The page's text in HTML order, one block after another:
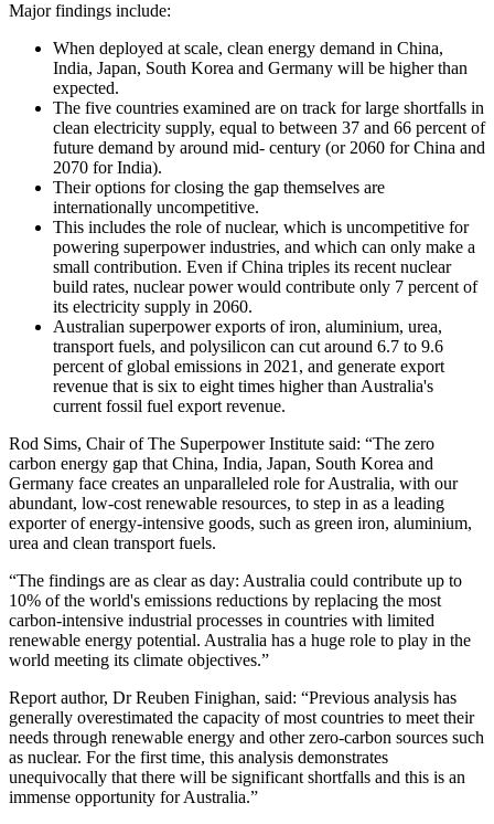
Major findings include:​​​​‌ ‍ ​‍​‍‌‍ ‌ ​‍‌‍‍‌‌‍‌ ‌‍‍‌‌‍ ‍​‍​‍​ ‍‍​‍​‍‌ ​ ‌‍​‌‌‍ ‍‌‍‍‌‌ ‌​‌ ‍‌​‍ ‍‌‍‍‌‌‍ ​‍​‍​‍ ​​‍​‍‌‍‍​‌ ​‍‌‍‌‌‌‍‌‍​‍​‍​ ‍‍​‍​‍‌‍‍​‌ ‌​‌ ‌​‌ ​​​ ‍‍​‍ ​‍ ‌‍ ​‌‍ ‌‍​ ‌‍​‌‌‍ ​‌‍‍​‌‍ ‌ ​ ‌ ‌​​ ‍‍​ ​ ​ ​ ​ ​ ​ ​ ​‍ ‌‍‍‌‌‍ ‍‌ ‌​‌‍‌‌‌‍ ‍‌ ‌​​‍ ‌‍‌‌‌‍‌​‌‍‍‌‌ ‌​​‍ ‌‍ ‌‌‍ ‌‍‌​‌‍‌‌​ ‌‌ ​​‌ ​‍‌‍‌‌‌ ​ ‌‍‌‌‌‍ ‍‌ ‌​‌‍​‌‌ ‌​‌‍‍‌‌‍ ‌‍ ‍​ ‍ ‌‍‍‌‌‍‌​​ ‌‌‍​‌‌‍​‍​ ‍​​ ‌‍‌‍‌‌​ ‌‌​ ‍​‌‍‌‌​‍ ‌​ ‌​‌‍​ ​ ‌‌​ ‍‌​‍ ‌​ ‌​​ ​‍​ ​‍‌‍‌​​‍ ‌‌‍​‍​ ‍​​ ‌ ‌‍‌‍​‍ ‌‌‍‌​​ ​‍‌‍‌​‌‍‌​‌‍​ ​ ‌​​ ‌ ​ ​‍‌‍‌‌​ ​ ‌‍​‍​ ‍​​ ‍ ‌ ‌​‌ ‍‌‌ ​​‌‍‌‌​ ‌‌‍ ‍‌‍‌‌‌ ‌ ‌ ​ ​ ‍ ‌ ​​‌‍​‌‌ ‌​‌‍‍​​ ‌‌‍​ ‌‍ ‌‍ ‍‌ ‌​‌‍‌‌‌‍ ‍‌ ‌​​‍‌‌​ ‌‌‌​​‍‌‌ ‌‍‍ ‌‍‌‌‌ ‍‌​‍‌‌​ ​ ‌​‌​​‍‌‌​ ​ ‌​‌​​‍‌‌​ ​‍​ ​‍‌‍​‌‌‍‌​​ ​ ‌‍​ ​ ​‍​ ​​‌‍​ ​ ‌‌​ ​ ​ ​‌​ ​ ​ ‌ ​‍‌‌​ ​‍​ ​‍​‍‌‌​ ‌‌‌​‌​​‍ ‍‌‍​ ‌‍‍​‌‍‍‌‌‍ ​‌‍‌​‌ ​‍‌‍‌‌‌‍ ‍​‍‌‌​ ‌‌‌​​‍‌‌ ‌‍‍ ‌‍‌‌‌ ‍‌​‍‌‌​ ​ ‌​‌​​‍‌‌​ ​ ‌​‌​​‍‌‌​ ​‍​ ​‍​ ​‌‌‍‌​‌‍​ ​ ​​​ ‍​‌‍​‌​ ​‌​ ‌ ​ ‌‌​ ‌‌​ ​ ​ ‍‌​ ​​​‍‌‌​ ​‍​ ​‍​‍‌‌​ ‌‌‌​‌​​‍ ‍‌ ‌​‌‍‌‌‌ ‍​‌ ‌​​ ‌‍​‍‌‍​‌‌ ​ ‌‍‌‌‌‌‌‌‌ ​‍‌‍ ​​ ‌‌‍‍​‌ ‌​‌ ‌​‌ ​​​‍‌‌​ ​ ‌​​‌​‍‌‌​ ​‍‌​‌‍​‍‌‌​ ​‍‌​‌‍‌‍ ​‌‍ ‌‍​ ‌‍​‌‌‍ ​‌‍‍​‌‍ ‌ ​ ‌ ‌​​‍‌‌​ ​ ‌​​‌​ ​ ​ ​ ​ ​ ​ ​ ​‍‌‍‌‍‍‌‌‍‌​​ ‌‌‍​‌‌‍​‍​ ‍​​ ‌‍‌‍‌‌​ ‌‌​ ‍​‌‍‌‌​‍ ‌​ ‌​‌‍​ ​ ‌‌​ ‍‌​‍ ‌​ ‌​​ ​‍​ ​‍‌‍‌​​‍ ‌‌‍​‍​ ‍​​ ‌ ‌‍‌‍​‍ ‌‌‍‌​​ ​‍‌‍‌​‌‍‌​‌‍​ ​ ‌​​ ‌ ​ ​‍‌‍‌‌​ ​ ‌‍​‍​ ‍​​‍‌‍‌ ‌​‌ ‍‌‌ ​​‌‍‌‌​ ‌‌‍ ‍‌‍‌‌‌ ‌ ‌ ​ ​‍‌‍‌ ​​‌‍​‌‌ ‌​‌‍‍​​ ‌‌‍​ ‌‍ ‌‍ ‍‌ ‌​‌‍‌‌‌‍ ‍‌ ‌​​‍‌‌​ ‌‌‌​​‍‌‌ ‌‍‍ ‌‍‌‌‌ ‍‌​‍‌‌​ ​ ‌​‌​​‍‌‌​ ​ ‌​‌​​‍‌‌​ ​‍​ ​‍‌‍​‌‌‍‌​​ ​ ‌‍​ ​ ​‍​ ​​‌‍​ ​ ‌‌​ ​ ​ ​‌​ ​ ​ ‌ ​‍‌‌​ ​‍​ ​‍​‍‌‌​ ‌‌‌​‌​​‍ ‍‌‍​ ‌‍‍​‌‍‍‌‌‍ ​‌‍‌​‌ ​‍‌‍‌‌‌‍ ‍​‍‌‌​ ‌‌‌​​‍‌‌ ‌‍‍ ‌‍‌‌‌ ‍‌​‍‌‌​ ​ ‌​‌​​‍‌‌​ ​ ‌​‌​​‍‌‌​ ​‍​ ​‍​ ​‌‌‍‌​‌‍​ ​ ​​​ ‍​‌‍​‌​ ​‌​ ‌ ​ ‌‌​ ‌‌​ ​ ​ ‍‌​ ​​​‍‌‌​ ​‍​ ​‍​‍‌‌​ ‌‌‌​‌​​‍ ‍‌ ‌​‌‍‌‌‌ ‍​‌ ‌​​‍‌‍‌ ​​‌‍‌‌‌ ​‍‌ ​ ‌ ​​‌‍‌‌‌‍​ ‌ ‌​‌‍‍‌‌ ‌‍‌‍‌‌​ ‌‌ ​​‌ ‌‌‌‍​‍‌‍ ​‌‍‍‌‌ ​ ‌‍‍​‌‍‌‌‌‍‌​​‍​‍‌ ‌
When deployed at scale, clean energy demand in China,
India, Japan, South Korea and Germany will be higher than
expected.​​​​‌ ‍ ​‍​‍‌‍ ‌ ​‍‌‍‍‌‌‍‌ ‌‍‍‌‌‍ ‍​‍​‍​ ‍‍​‍​‍‌ ​ ‌‍​‌‌‍ ‍‌‍‍‌‌ ‌​‌ ‍‌​‍ ‍‌‍‍‌‌‍ ​‍​‍​‍ ​​‍​‍‌‍‍​‌ ​‍‌‍‌‌‌‍‌‍​‍​‍​ ‍‍​‍​‍‌‍‍​‌ ‌​‌ ‌​‌ ​​​ ‍‍​‍ ​‍ ‌‍ ​‌‍ ‌‍​ ‌‍​‌‌‍ ​‌‍‍​‌‍ ‌ ​ ‌ ‌​​ ‍‍​ ​ ​ ​ ​ ​ ​ ​ ​‍ ‌‍‍‌‌‍ ‍‌ ‌​‌‍‌‌‌‍ ‍‌ ‌​​‍ ‌‍‌‌‌‍‌​‌‍‍‌‌ ‌​​‍ ‌‍ ‌‌‍ ‌‍‌​‌‍‌‌​ ‌‌ ​​‌ ​‍‌‍‌‌‌ ​ ‌‍‌‌‌‍ ‍‌ ‌​‌‍​‌‌ ‌​‌‍‍‌‌‍ ‌‍ ‍​ ‍ ‌‍‍‌‌‍‌​​ ‌‌‍​‌‌‍​‍​ ‍​​ ‌‍‌‍‌‌​ ‌‌​ ‍​‌‍‌‌​‍ ‌​ ‌​‌‍​ ​ ‌‌​ ‍‌​‍ ‌​ ‌​​ ​‍​ ​‍‌‍‌​​‍ ‌‌‍​‍​ ‍​​ ‌ ‌‍‌‍​‍ ‌‌‍‌​​ ​‍‌‍‌​‌‍‌​‌‍​ ​ ‌​​ ‌ ​ ​‍‌‍‌‌​ ​ ‌‍​‍​ ‍​​ ‍ ‌ ‌​‌ ‍‌‌ ​​‌‍‌‌​ ‌‌‍ ‍‌‍‌‌‌ ‌ ‌ ​ ​ ‍ ‌ ​​‌‍​‌‌ ‌​‌‍‍​​ ‌‌‍​ ‌‍ ‌‍ ‍‌ ‌​‌‍‌‌‌‍ ‍‌ ‌​​‍‌‌​ ‌‌‌​​‍‌‌ ‌‍‍ ‌‍‌‌‌ ‍‌​‍‌‌​ ​ ‌​‌​​‍‌‌​ ​ ‌​‌​​‍‌‌​ ​‍​ ​‍​ ​ ​ ​‌‌‍‌‍​ ​ ‌‍‌‍​ ​‍‌‍‌​‌‍​ ‌‍‌‌​ ​ ​ ‌‌​ ‌‍​‍‌‌​ ​‍​ ​‍​‍‌‌​ ‌‌‌​‌​​‍ ‍‌‍​ ‌‍‍​‌‍‍‌‌‍ ​‌‍‌​‌ ​‍‌‍‌‌‌‍ ‍​‍‌‌​ ‌‌‌​​‍‌‌ ‌‍‍ ‌‍‌‌‌ ‍‌​‍‌‌​ ​ ‌​‌​​‍‌‌​ ​ ‌​‌​​‍‌‌​ ​‍​ ​‍​ ‌‌​ ‌‌‌‍​ ‌‍​ ​ ‍​​ ‍​‌‍‌‍‌‍​‌​ ​‍​ ‌ ‌‍‌‍​ ‌‌​ ​​​‍‌‌​ ​‍​ ​‍​‍‌‌​ ‌‌‌​‌​​‍ ‍‌ ‌​‌‍‌‌‌ ‍​‌ ‌​​ ‌‍​‍‌‍​‌‌ ​ ‌‍‌‌‌‌‌‌‌ ​‍‌‍ ​​ ‌‌‍‍​‌ ‌​‌ ‌​‌ ​​​‍‌‌​ ​ ‌​​‌​‍‌‌​ ​‍‌​‌‍​‍‌‌​ ​‍‌​‌‍‌‍ ​‌‍ ‌‍​ ‌‍​‌‌‍ ​‌‍‍​‌‍ ‌ ​ ‌ ‌​​‍‌‌​ ​ ‌​​‌​ ​ ​ ​ ​ ​ ​ ​ ​‍‌‍‌‍‍‌‌‍‌​​ ‌‌‍​‌‌‍​‍​ ‍​​ ‌‍‌‍‌‌​ ‌‌​ ‍​‌‍‌‌​‍ ‌​ ‌​‌‍​ ​ ‌‌​ ‍‌​‍ ‌​ ‌​​ ​‍​ ​‍‌‍‌​​‍ ‌‌‍​‍​ ‍​​ ‌ ‌‍‌‍​‍ ‌‌‍‌​​ ​‍‌‍‌​‌‍‌​‌‍​ ​ ‌​​ ‌ ​ ​‍‌‍‌‌​ ​ ‌‍​‍​ ‍​​‍‌‍‌ ‌​‌ ‍‌‌ ​​‌‍‌‌​ ‌‌‍ ‍‌‍‌‌‌ ‌ ‌ ​ ​‍‌‍‌ ​​‌‍​‌‌ ‌​‌‍‍​​ ‌‌‍​ ‌‍ ‌‍ ‍‌ ‌​‌‍‌‌‌‍ ‍‌ ‌​​‍‌‌​ ‌‌‌​​‍‌‌ ‌‍‍ ‌‍‌‌‌ ‍‌​‍‌‌​ ​ ‌​‌​​‍‌‌​ ​ ‌​‌​​‍‌‌​ ​‍​ ​‍​ ​ ​ ​‌‌‍‌‍​ ​ ‌‍‌‍​ ​‍‌‍‌​‌‍​ ‌‍‌‌​ ​ ​ ‌‌​ ‌‍​‍‌‌​ ​‍​ ​‍​‍‌‌​ ‌‌‌​‌​​‍ ‍‌‍​ ‌‍‍​‌‍‍‌‌‍ ​‌‍‌​‌ ​‍‌‍‌‌‌‍ ‍​‍‌‌​ ‌‌‌​​‍‌‌ ‌‍‍ ‌‍‌‌‌ ‍‌​‍‌‌​ ​ ‌​‌​​‍‌‌​ ​ ‌​‌​​‍‌‌​ ​‍​ ​‍​ ‌‌​ ‌‌‌‍​ ‌‍​ ​ ‍​​ ‍​‌‍‌‍‌‍​‌​ ​‍​ ‌ ‌‍‌‍​ ‌‌​ ​​​‍‌‌​ ​‍​ ​‍​‍‌‌​ ‌‌‌​‌​​‍ ‍‌ ‌​‌‍‌‌‌ ‍​‌ ‌​​‍‌‍‌ ​​‌‍‌‌‌ ​‍‌ ​ ‌ ​​‌‍‌‌‌‍​ ‌ ‌​‌‍‍‌‌ ‌‍‌‍‌‌​ ‌‌ ​​‌ ‌‌‌‍​‍‌‍ ​‌‍‍‌‌ ​ ‌‍‍​‌‍‌‌‌‍‌​​‍​‍‌ ‌
The five countries examined are on track for large shortfalls in
clean electricity supply, equal to between 37 and 66 percent of
future demand by around mid- century (or 2060 for China and
2070 for India).​​​​‌ ‍ ​‍​‍‌‍ ‌ ​‍‌‍‍‌‌‍‌ ‌‍‍‌‌‍ ‍​‍​‍​ ‍‍​‍​‍‌ ​ ‌‍​‌‌‍ ‍‌‍‍‌‌ ‌​‌ ‍‌​‍ ‍‌‍‍‌‌‍ ​‍​‍​‍ ​​‍​‍‌‍‍​‌ ​‍‌‍‌‌‌‍‌‍​‍​‍​ ‍‍​‍​‍‌‍‍​‌ ‌​‌ ‌​‌ ​​​ ‍‍​‍ ​‍ ‌‍ ​‌‍ ‌‍​ ‌‍​‌‌‍ ​‌‍‍​‌‍ ‌ ​ ‌ ‌​​ ‍‍​ ​ ​ ​ ​ ​ ​ ​ ​‍ ‌‍‍‌‌‍ ‍‌ ‌​‌‍‌‌‌‍ ‍‌ ‌​​‍ ‌‍‌‌‌‍‌​‌‍‍‌‌ ‌​​‍ ‌‍ ‌‌‍ ‌‍‌​‌‍‌‌​ ‌‌ ​​‌ ​‍‌‍‌‌‌ ​ ‌‍‌‌‌‍ ‍‌ ‌​‌‍​‌‌ ‌​‌‍‍‌‌‍ ‌‍ ‍​ ‍ ‌‍‍‌‌‍‌​​ ‌‌‍​‌‌‍​‍​ ‍​​ ‌‍‌‍‌‌​ ‌‌​ ‍​‌‍‌‌​‍ ‌​ ‌​‌‍​ ​ ‌‌​ ‍‌​‍ ‌​ ‌​​ ​‍​ ​‍‌‍‌​​‍ ‌‌‍​‍​ ‍​​ ‌ ‌‍‌‍​‍ ‌‌‍‌​​ ​‍‌‍‌​‌‍‌​‌‍​ ​ ‌​​ ‌ ​ ​‍‌‍‌‌​ ​ ‌‍​‍​ ‍​​ ‍ ‌ ‌​‌ ‍‌‌ ​​‌‍‌‌​ ‌‌‍ ‍‌‍‌‌‌ ‌ ‌ ​ ​ ‍ ‌ ​​‌‍​‌‌ ‌​‌‍‍​​ ‌‌‍​ ‌‍ ‌‍ ‍‌ ‌​‌‍‌‌‌‍ ‍‌ ‌​​‍‌‌​ ‌‌‌​​‍‌‌ ‌‍‍ ‌‍‌‌‌ ‍‌​‍‌‌​ ​ ‌​‌​​‍‌‌​ ​ ‌​‌​​‍‌‌​ ​‍​ ​‍‌‍‌‍​ ‍​‌‍​‍​ ‍‌​ ​ ‌‍‌‍​ ‍‌​ ​ ‌‍‌‌​ ​‍‌‍​ ​ ‍‌​‍‌‌​ ​‍​ ​‍​‍‌‌​ ‌‌‌​‌​​‍ ‍‌‍​ ‌‍‍​‌‍‍‌‌‍ ​‌‍‌​‌ ​‍‌‍‌‌‌‍ ‍​‍‌‌​ ‌‌‌​​‍‌‌ ‌‍‍ ‌‍‌‌‌ ‍‌​‍‌‌​ ​ ‌​‌​​‍‌‌​ ​ ‌​‌​​‍‌‌​ ​‍​ ​‍​ ​‍​ ‌ ‌‍‌‌​ ​‍​ ​​‌‍‌​​ ‌ ​ ‍​‌‍​ ​ ​‌‌‍‌‌​ ​‌​ ​​​‍‌‌​ ​‍​ ​‍​‍‌‌​ ‌‌‌​‌​​‍ ‍‌ ‌​‌‍‌‌‌ ‍​‌ ‌​​ ‌‍​‍‌‍​‌‌ ​ ‌‍‌‌‌‌‌‌‌ ​‍‌‍ ​​ ‌‌‍‍​‌ ‌​‌ ‌​‌ ​​​‍‌‌​ ​ ‌​​‌​‍‌‌​ ​‍‌​‌‍​‍‌‌​ ​‍‌​‌‍‌‍ ​‌‍ ‌‍​ ‌‍​‌‌‍ ​‌‍‍​‌‍ ‌ ​ ‌ ‌​​‍‌‌​ ​ ‌​​‌​ ​ ​ ​ ​ ​ ​ ​ ​‍‌‍‌‍‍‌‌‍‌​​ ‌‌‍​‌‌‍​‍​ ‍​​ ‌‍‌‍‌‌​ ‌‌​ ‍​‌‍‌‌​‍ ‌​ ‌​‌‍​ ​ ‌‌​ ‍‌​‍ ‌​ ‌​​ ​‍​ ​‍‌‍‌​​‍ ‌‌‍​‍​ ‍​​ ‌ ‌‍‌‍​‍ ‌‌‍‌​​ ​‍‌‍‌​‌‍‌​‌‍​ ​ ‌​​ ‌ ​ ​‍‌‍‌‌​ ​ ‌‍​‍​ ‍​​‍‌‍‌ ‌​‌ ‍‌‌ ​​‌‍‌‌​ ‌‌‍ ‍‌‍‌‌‌ ‌ ‌ ​ ​‍‌‍‌ ​​‌‍​‌‌ ‌​‌‍‍​​ ‌‌‍​ ‌‍ ‌‍ ‍‌ ‌​‌‍‌‌‌‍ ‍‌ ‌​​‍‌‌​ ‌‌‌​​‍‌‌ ‌‍‍ ‌‍‌‌‌ ‍‌​‍‌‌​ ​ ‌​‌​​‍‌‌​ ​ ‌​‌​​‍‌‌​ ​‍​ ​‍‌‍‌‍​ ‍​‌‍​‍​ ‍‌​ ​ ‌‍‌‍​ ‍‌​ ​ ‌‍‌‌​ ​‍‌‍​ ​ ‍‌​‍‌‌​ ​‍​ ​‍​‍‌‌​ ‌‌‌​‌​​‍ ‍‌‍​ ‌‍‍​‌‍‍‌‌‍ ​‌‍‌​‌ ​‍‌‍‌‌‌‍ ‍​‍‌‌​ ‌‌‌​​‍‌‌ ‌‍‍ ‌‍‌‌‌ ‍‌​‍‌‌​ ​ ‌​‌​​‍‌‌​ ​ ‌​‌​​‍‌‌​ ​‍​ ​‍​ ​‍​ ‌ ‌‍‌‌​ ​‍​ ​​‌‍‌​​ ‌ ​ ‍​‌‍​ ​ ​‌‌‍‌‌​ ​‌​ ​​​‍‌‌​ ​‍​ ​‍​‍‌‌​ ‌‌‌​‌​​‍ ‍‌ ‌​‌‍‌‌‌ ‍​‌ ‌​​‍‌‍‌ ​​‌‍‌‌‌ ​‍‌ ​ ‌ ​​‌‍‌‌‌‍​ ‌ ‌​‌‍‍‌‌ ‌‍‌‍‌‌​ ‌‌ ​​‌ ‌‌‌‍​‍‌‍ ​‌‍‍‌‌ ​ ‌‍‍​‌‍‌‌‌‍‌​​‍​‍‌ ‌
Their options for closing the gap themselves are
internationally uncompetitive.​​​​‌ ‍ ​‍​‍‌‍ ‌ ​‍‌‍‍‌‌‍‌ ‌‍‍‌‌‍ ‍​‍​‍​ ‍‍​‍​‍‌ ​ ‌‍​‌‌‍ ‍‌‍‍‌‌ ‌​‌ ‍‌​‍ ‍‌‍‍‌‌‍ ​‍​‍​‍ ​​‍​‍‌‍‍​‌ ​‍‌‍‌‌‌‍‌‍​‍​‍​ ‍‍​‍​‍‌‍‍​‌ ‌​‌ ‌​‌ ​​​ ‍‍​‍ ​‍ ‌‍ ​‌‍ ‌‍​ ‌‍​‌‌‍ ​‌‍‍​‌‍ ‌ ​ ‌ ‌​​ ‍‍​ ​ ​ ​ ​ ​ ​ ​ ​‍ ‌‍‍‌‌‍ ‍‌ ‌​‌‍‌‌‌‍ ‍‌ ‌​​‍ ‌‍‌‌‌‍‌​‌‍‍‌‌ ‌​​‍ ‌‍ ‌‌‍ ‌‍‌​‌‍‌‌​ ‌‌ ​​‌ ​‍‌‍‌‌‌ ​ ‌‍‌‌‌‍ ‍‌ ‌​‌‍​‌‌ ‌​‌‍‍‌‌‍ ‌‍ ‍​ ‍ ‌‍‍‌‌‍‌​​ ‌‌‍​‌‌‍​‍​ ‍​​ ‌‍‌‍‌‌​ ‌‌​ ‍​‌‍‌‌​‍ ‌​ ‌​‌‍​ ​ ‌‌​ ‍‌​‍ ‌​ ‌​​ ​‍​ ​‍‌‍‌​​‍ ‌‌‍​‍​ ‍​​ ‌ ‌‍‌‍​‍ ‌‌‍‌​​ ​‍‌‍‌​‌‍‌​‌‍​ ​ ‌​​ ‌ ​ ​‍‌‍‌‌​ ​ ‌‍​‍​ ‍​​ ‍ ‌ ‌​‌ ‍‌‌ ​​‌‍‌‌​ ‌‌‍ ‍‌‍‌‌‌ ‌ ‌ ​ ​ ‍ ‌ ​​‌‍​‌‌ ‌​‌‍‍​​ ‌‌‍​ ‌‍ ‌‍ ‍‌ ‌​‌‍‌‌‌‍ ‍‌ ‌​​‍‌‌​ ‌‌‌​​‍‌‌ ‌‍‍ ‌‍‌‌‌ ‍‌​‍‌‌​ ​ ‌​‌​​‍‌‌​ ​ ‌​‌​​‍‌‌​ ​‍​ ​‍​ ‌ ​ ​‍​ ​ ‌‍​‍‌‍​‌​ ​‌​ ​‌​ ‍​‌‍​‌​ ​ ‌‍‌​​ ‌ ​‍‌‌​ ​‍​ ​‍​‍‌‌​ ‌‌‌​‌​​‍ ‍‌‍​ ‌‍‍​‌‍‍‌‌‍ ​‌‍‌​‌ ​‍‌‍‌‌‌‍ ‍​‍‌‌​ ‌‌‌​​‍‌‌ ‌‍‍ ‌‍‌‌‌ ‍‌​‍‌‌​ ​ ‌​‌​​‍‌‌​ ​ ‌​‌​​‍‌‌​ ​‍​ ​‍‌‍‌​​ ‌‌‌‍​‌​ ​ ​ ‌​​ ​ ‌‍‌​‌‍‌‌‌‍​‌​ ‍​‌‍​‌​ ‌‌​ ​​​‍‌‌​ ​‍​ ​‍​‍‌‌​ ‌‌‌​‌​​‍ ‍‌ ‌​‌‍‌‌‌ ‍​‌ ‌​​ ‌‍​‍‌‍​‌‌ ​ ‌‍‌‌‌‌‌‌‌ ​‍‌‍ ​​ ‌‌‍‍​‌ ‌​‌ ‌​‌ ​​​‍‌‌​ ​ ‌​​‌​‍‌‌​ ​‍‌​‌‍​‍‌‌​ ​‍‌​‌‍‌‍ ​‌‍ ‌‍​ ‌‍​‌‌‍ ​‌‍‍​‌‍ ‌ ​ ‌ ‌​​‍‌‌​ ​ ‌​​‌​ ​ ​ ​ ​ ​ ​ ​ ​‍‌‍‌‍‍‌‌‍‌​​ ‌‌‍​‌‌‍​‍​ ‍​​ ‌‍‌‍‌‌​ ‌‌​ ‍​‌‍‌‌​‍ ‌​ ‌​‌‍​ ​ ‌‌​ ‍‌​‍ ‌​ ‌​​ ​‍​ ​‍‌‍‌​​‍ ‌‌‍​‍​ ‍​​ ‌ ‌‍‌‍​‍ ‌‌‍‌​​ ​‍‌‍‌​‌‍‌​‌‍​ ​ ‌​​ ‌ ​ ​‍‌‍‌‌​ ​ ‌‍​‍​ ‍​​‍‌‍‌ ‌​‌ ‍‌‌ ​​‌‍‌‌​ ‌‌‍ ‍‌‍‌‌‌ ‌ ‌ ​ ​‍‌‍‌ ​​‌‍​‌‌ ‌​‌‍‍​​ ‌‌‍​ ‌‍ ‌‍ ‍‌ ‌​‌‍‌‌‌‍ ‍‌ ‌​​‍‌‌​ ‌‌‌​​‍‌‌ ‌‍‍ ‌‍‌‌‌ ‍‌​‍‌‌​ ​ ‌​‌​​‍‌‌​ ​ ‌​‌​​‍‌‌​ ​‍​ ​‍​ ‌ ​ ​‍​ ​ ‌‍​‍‌‍​‌​ ​‌​ ​‌​ ‍​‌‍​‌​ ​ ‌‍‌​​ ‌ ​‍‌‌​ ​‍​ ​‍​‍‌‌​ ‌‌‌​‌​​‍ ‍‌‍​ ‌‍‍​‌‍‍‌‌‍ ​‌‍‌​‌ ​‍‌‍‌‌‌‍ ‍​‍‌‌​ ‌‌‌​​‍‌‌ ‌‍‍ ‌‍‌‌‌ ‍‌​‍‌‌​ ​ ‌​‌​​‍‌‌​ ​ ‌​‌​​‍‌‌​ ​‍​ ​‍‌‍‌​​ ‌‌‌‍​‌​ ​ ​ ‌​​ ​ ‌‍‌​‌‍‌‌‌‍​‌​ ‍​‌‍​‌​ ‌‌​ ​​​‍‌‌​ ​‍​ ​‍​‍‌‌​ ‌‌‌​‌​​‍ ‍‌ ‌​‌‍‌‌‌ ‍​‌ ‌​​‍‌‍‌ ​​‌‍‌‌‌ ​‍‌ ​ ‌ ​​‌‍‌‌‌‍​ ‌ ‌​‌‍‍‌‌ ‌‍‌‍‌‌​ ‌‌ ​​‌ ‌‌‌‍​‍‌‍ ​‌‍‍‌‌ ​ ‌‍‍​‌‍‌‌‌‍‌​​‍​‍‌ ‌
This includes the role of nuclear, which is uncompetitive for
powering superpower industries, and which can only make a
small contribution. Even if China triples its recent nuclear
build rates, nuclear power would contribute only 7 percent of
its electricity supply in 2060.​​​​‌ ‍ ​‍​‍‌‍ ‌ ​‍‌‍‍‌‌‍‌ ‌‍‍‌‌‍ ‍​‍​‍​ ‍‍​‍​‍‌ ​ ‌‍​‌‌‍ ‍‌‍‍‌‌ ‌​‌ ‍‌​‍ ‍‌‍‍‌‌‍ ​‍​‍​‍ ​​‍​‍‌‍‍​‌ ​‍‌‍‌‌‌‍‌‍​‍​‍​ ‍‍​‍​‍‌‍‍​‌ ‌​‌ ‌​‌ ​​​ ‍‍​‍ ​‍ ‌‍ ​‌‍ ‌‍​ ‌‍​‌‌‍ ​‌‍‍​‌‍ ‌ ​ ‌ ‌​​ ‍‍​ ​ ​ ​ ​ ​ ​ ​ ​‍ ‌‍‍‌‌‍ ‍‌ ‌​‌‍‌‌‌‍ ‍‌ ‌​​‍ ‌‍‌‌‌‍‌​‌‍‍‌‌ ‌​​‍ ‌‍ ‌‌‍ ‌‍‌​‌‍‌‌​ ‌‌ ​​‌ ​‍‌‍‌‌‌ ​ ‌‍‌‌‌‍ ‍‌ ‌​‌‍​‌‌ ‌​‌‍‍‌‌‍ ‌‍ ‍​ ‍ ‌‍‍‌‌‍‌​​ ‌‌‍​‌‌‍​‍​ ‍​​ ‌‍‌‍‌‌​ ‌‌​ ‍​‌‍‌‌​‍ ‌​ ‌​‌‍​ ​ ‌‌​ ‍‌​‍ ‌​ ‌​​ ​‍​ ​‍‌‍‌​​‍ ‌‌‍​‍​ ‍​​ ‌ ‌‍‌‍​‍ ‌‌‍‌​​ ​‍‌‍‌​‌‍‌​‌‍​ ​ ‌​​ ‌ ​ ​‍‌‍‌‌​ ​ ‌‍​‍​ ‍​​ ‍ ‌ ‌​‌ ‍‌‌ ​​‌‍‌‌​ ‌‌‍ ‍‌‍‌‌‌ ‌ ‌ ​ ​ ‍ ‌ ​​‌‍​‌‌ ‌​‌‍‍​​ ‌‌‍​ ‌‍ ‌‍ ‍‌ ‌​‌‍‌‌‌‍ ‍‌ ‌​​‍‌‌​ ‌‌‌​​‍‌‌ ‌‍‍ ‌‍‌‌‌ ‍‌​‍‌‌​ ​ ‌​‌​​‍‌‌​ ​ ‌​‌​​‍‌‌​ ​‍​ ​‍‌‍​‍‌‍​‍​ ​‌​ ‌‍‌‍‌​‌‍‌‍‌‍​‍​ ‍​​ ‍​​ ‌ ​ ​‌‌‍‌​​‍‌‌​ ​‍​ ​‍​‍‌‌​ ‌‌‌​‌​​‍ ‍‌‍​ ‌‍‍​‌‍‍‌‌‍ ​‌‍‌​‌ ​‍‌‍‌‌‌‍ ‍​‍‌‌​ ‌‌‌​​‍‌‌ ‌‍‍ ‌‍‌‌‌ ‍‌​‍‌‌​ ​ ‌​‌​​‍‌‌​ ​ ‌​‌​​‍‌‌​ ​‍​ ​‍​ ‍‌‌‍​ ​ ​ ​ ‌ ​ ‍​‌‍​‍‌‍​‍‌‍‌‌​ ​​​ ​ ​ ‌​‌‍​‍​ ​​​‍‌‌​ ​‍​ ​‍​‍‌‌​ ‌‌‌​‌​​‍ ‍‌ ‌​‌‍‌‌‌ ‍​‌ ‌​​ ‌‍​‍‌‍​‌‌ ​ ‌‍‌‌‌‌‌‌‌ ​‍‌‍ ​​ ‌‌‍‍​‌ ‌​‌ ‌​‌ ​​​‍‌‌​ ​ ‌​​‌​‍‌‌​ ​‍‌​‌‍​‍‌‌​ ​‍‌​‌‍‌‍ ​‌‍ ‌‍​ ‌‍​‌‌‍ ​‌‍‍​‌‍ ‌ ​ ‌ ‌​​‍‌‌​ ​ ‌​​‌​ ​ ​ ​ ​ ​ ​ ​ ​‍‌‍‌‍‍‌‌‍‌​​ ‌‌‍​‌‌‍​‍​ ‍​​ ‌‍‌‍‌‌​ ‌‌​ ‍​‌‍‌‌​‍ ‌​ ‌​‌‍​ ​ ‌‌​ ‍‌​‍ ‌​ ‌​​ ​‍​ ​‍‌‍‌​​‍ ‌‌‍​‍​ ‍​​ ‌ ‌‍‌‍​‍ ‌‌‍‌​​ ​‍‌‍‌​‌‍‌​‌‍​ ​ ‌​​ ‌ ​ ​‍‌‍‌‌​ ​ ‌‍​‍​ ‍​​‍‌‍‌ ‌​‌ ‍‌‌ ​​‌‍‌‌​ ‌‌‍ ‍‌‍‌‌‌ ‌ ‌ ​ ​‍‌‍‌ ​​‌‍​‌‌ ‌​‌‍‍​​ ‌‌‍​ ‌‍ ‌‍ ‍‌ ‌​‌‍‌‌‌‍ ‍‌ ‌​​‍‌‌​ ‌‌‌​​‍‌‌ ‌‍‍ ‌‍‌‌‌ ‍‌​‍‌‌​ ​ ‌​‌​​‍‌‌​ ​ ‌​‌​​‍‌‌​ ​‍​ ​‍‌‍​‍‌‍​‍​ ​‌​ ‌‍‌‍‌​‌‍‌‍‌‍​‍​ ‍​​ ‍​​ ‌ ​ ​‌‌‍‌​​‍‌‌​ ​‍​ ​‍​‍‌‌​ ‌‌‌​‌​​‍ ‍‌‍​ ‌‍‍​‌‍‍‌‌‍ ​‌‍‌​‌ ​‍‌‍‌‌‌‍ ‍​‍‌‌​ ‌‌‌​​‍‌‌ ‌‍‍ ‌‍‌‌‌ ‍‌​‍‌‌​ ​ ‌​‌​​‍‌‌​ ​ ‌​‌​​‍‌‌​ ​‍​ ​‍​ ‍‌‌‍​ ​ ​ ​ ‌ ​ ‍​‌‍​‍‌‍​‍‌‍‌‌​ ​​​ ​ ​ ‌​‌‍​‍​ ​​​‍‌‌​ ​‍​ ​‍​‍‌‌​ ‌‌‌​‌​​‍ ‍‌ ‌​‌‍‌‌‌ ‍​‌ ‌​​‍‌‍‌ ​​‌‍‌‌‌ ​‍‌ ​ ‌ ​​‌‍‌‌‌‍​ ‌ ‌​‌‍‍‌‌ ‌‍‌‍‌‌​ ‌‌ ​​‌ ‌‌‌‍​‍‌‍ ​‌‍‍‌‌ ​ ‌‍‍​‌‍‌‌‌‍‌​​‍​‍‌ ‌
Australian superpower exports of iron, aluminium, urea,
transport fuels, and polysilicon can cut around 6.7 to 9.6
percent of global emissions in 2021, and generate export
revenue that is six to eight times higher than Australia's
current fossil fuel export revenue.​​​​‌ ‍ ​‍​‍‌‍ ‌ ​‍‌‍‍‌‌‍‌ ‌‍‍‌‌‍ ‍​‍​‍​ ‍‍​‍​‍‌ ​ ‌‍​‌‌‍ ‍‌‍‍‌‌ ‌​‌ ‍‌​‍ ‍‌‍‍‌‌‍ ​‍​‍​‍ ​​‍​‍‌‍‍​‌ ​‍‌‍‌‌‌‍‌‍​‍​‍​ ‍‍​‍​‍‌‍‍​‌ ‌​‌ ‌​‌ ​​​ ‍‍​‍ ​‍ ‌‍ ​‌‍ ‌‍​ ‌‍​‌‌‍ ​‌‍‍​‌‍ ‌ ​ ‌ ‌​​ ‍‍​ ​ ​ ​ ​ ​ ​ ​ ​‍ ‌‍‍‌‌‍ ‍‌ ‌​‌‍‌‌‌‍ ‍‌ ‌​​‍ ‌‍‌‌‌‍‌​‌‍‍‌‌ ‌​​‍ ‌‍ ‌‌‍ ‌‍‌​‌‍‌‌​ ‌‌ ​​‌ ​‍‌‍‌‌‌ ​ ‌‍‌‌‌‍ ‍‌ ‌​‌‍​‌‌ ‌​‌‍‍‌‌‍ ‌‍ ‍​ ‍ ‌‍‍‌‌‍‌​​ ‌‌‍​‌‌‍​‍​ ‍​​ ‌‍‌‍‌‌​ ‌‌​ ‍​‌‍‌‌​‍ ‌​ ‌​‌‍​ ​ ‌‌​ ‍‌​‍ ‌​ ‌​​ ​‍​ ​‍‌‍‌​​‍ ‌‌‍​‍​ ‍​​ ‌ ‌‍‌‍​‍ ‌‌‍‌​​ ​‍‌‍‌​‌‍‌​‌‍​ ​ ‌​​ ‌ ​ ​‍‌‍‌‌​ ​ ‌‍​‍​ ‍​​ ‍ ‌ ‌​‌ ‍‌‌ ​​‌‍‌‌​ ‌‌‍ ‍‌‍‌‌‌ ‌ ‌ ​ ​ ‍ ‌ ​​‌‍​‌‌ ‌​‌‍‍​​ ‌‌‍​ ‌‍ ‌‍ ‍‌ ‌​‌‍‌‌‌‍ ‍‌ ‌​​‍‌‌​ ‌‌‌​​‍‌‌ ‌‍‍ ‌‍‌‌‌ ‍‌​‍‌‌​ ​ ‌​‌​​‍‌‌​ ​ ‌​‌​​‍‌‌​ ​‍​ ​‍​ ‌​​ ​ ​ ‌‌​ ‌‍​ ​ ‌‍‌‌​ ‍‌​ ​​​ ‍​​ ​‌​ ‍​​ ‌ ​‍‌‌​ ​‍​ ​‍​‍‌‌​ ‌‌‌​‌​​‍ ‍‌‍​ ‌‍‍​‌‍‍‌‌‍ ​‌‍‌​‌ ​‍‌‍‌‌‌‍ ‍​‍‌‌​ ‌‌‌​​‍‌‌ ‌‍‍ ‌‍‌‌‌ ‍‌​‍‌‌​ ​ ‌​‌​​‍‌‌​ ​ ‌​‌​​‍‌‌​ ​‍​ ​‍​ ‍‌​ ‍​‌‍​ ‌‍‌‍​ ‌​‌‍‌‍​ ‌​‌‍‌‍‌‍​‌​ ‌‍​ ‌ ‌‍​‌​ ​​​‍‌‌​ ​‍​ ​‍​‍‌‌​ ‌‌‌​‌​​‍ ‍‌ ‌​‌‍‌‌‌ ‍​‌ ‌​​ ‌‍​‍‌‍​‌‌ ​ ‌‍‌‌‌‌‌‌‌ ​‍‌‍ ​​ ‌‌‍‍​‌ ‌​‌ ‌​‌ ​​​‍‌‌​ ​ ‌​​‌​‍‌‌​ ​‍‌​‌‍​‍‌‌​ ​‍‌​‌‍‌‍ ​‌‍ ‌‍​ ‌‍​‌‌‍ ​‌‍‍​‌‍ ‌ ​ ‌ ‌​​‍‌‌​ ​ ‌​​‌​ ​ ​ ​ ​ ​ ​ ​ ​‍‌‍‌‍‍‌‌‍‌​​ ‌‌‍​‌‌‍​‍​ ‍​​ ‌‍‌‍‌‌​ ‌‌​ ‍​‌‍‌‌​‍ ‌​ ‌​‌‍​ ​ ‌‌​ ‍‌​‍ ‌​ ‌​​ ​‍​ ​‍‌‍‌​​‍ ‌‌‍​‍​ ‍​​ ‌ ‌‍‌‍​‍ ‌‌‍‌​​ ​‍‌‍‌​‌‍‌​‌‍​ ​ ‌​​ ‌ ​ ​‍‌‍‌‌​ ​ ‌‍​‍​ ‍​​‍‌‍‌ ‌​‌ ‍‌‌ ​​‌‍‌‌​ ‌‌‍ ‍‌‍‌‌‌ ‌ ‌ ​ ​‍‌‍‌ ​​‌‍​‌‌ ‌​‌‍‍​​ ‌‌‍​ ‌‍ ‌‍ ‍‌ ‌​‌‍‌‌‌‍ ‍‌ ‌​​‍‌‌​ ‌‌‌​​‍‌‌ ‌‍‍ ‌‍‌‌‌ ‍‌​‍‌‌​ ​ ‌​‌​​‍‌‌​ ​ ‌​‌​​‍‌‌​ ​‍​ ​‍​ ‌​​ ​ ​ ‌‌​ ‌‍​ ​ ‌‍‌‌​ ‍‌​ ​​​ ‍​​ ​‌​ ‍​​ ‌ ​‍‌‌​ ​‍​ ​‍​‍‌‌​ ‌‌‌​‌​​‍ ‍‌‍​ ‌‍‍​‌‍‍‌‌‍ ​‌‍‌​‌ ​‍‌‍‌‌‌‍ ‍​‍‌‌​ ‌‌‌​​‍‌‌ ‌‍‍ ‌‍‌‌‌ ‍‌​‍‌‌​ ​ ‌​‌​​‍‌‌​ ​ ‌​‌​​‍‌‌​ ​‍​ ​‍​ ‍‌​ ‍​‌‍​ ‌‍‌‍​ ‌​‌‍‌‍​ ‌​‌‍‌‍‌‍​‌​ ‌‍​ ‌ ‌‍​‌​ ​​​‍‌‌​ ​‍​ ​‍​‍‌‌​ ‌‌‌​‌​​‍ ‍‌ ‌​‌‍‌‌‌ ‍​‌ ‌​​‍‌‍‌ ​​‌‍‌‌‌ ​‍‌ ​ ‌ ​​‌‍‌‌‌‍​ ‌ ‌​‌‍‍‌‌ ‌‍‌‍‌‌​ ‌‌ ​​‌ ‌‌‌‍​‍‌‍ ​‌‍‍‌‌ ​ ‌‍‍​‌‍‌‌‌‍‌​​‍​‍‌ ‌
Rod Sims, Chair of The Superpower Institute said: “The zero
carbon energy gap that China, India, Japan, South Korea and
Germany face creates an unparalleled role for Australia, with our
abundant, low-cost renewable resources, to step in as a leading
exporter of energy-intensive goods, such as green iron, aluminium,
urea and clean transport fuels.​​​​‌ ‍ ​‍​‍‌‍ ‌ ​‍‌‍‍‌‌‍‌ ‌‍‍‌‌‍ ‍​‍​‍​ ‍‍​‍​‍‌ ​ ‌‍​‌‌‍ ‍‌‍‍‌‌ ‌​‌ ‍‌​‍ ‍‌‍‍‌‌‍ ​‍​‍​‍ ​​‍​‍‌‍‍​‌ ​‍‌‍‌‌‌‍‌‍​‍​‍​ ‍‍​‍​‍‌‍‍​‌ ‌​‌ ‌​‌ ​​​ ‍‍​‍ ​‍ ‌‍ ​‌‍ ‌‍​ ‌‍​‌‌‍ ​‌‍‍​‌‍ ‌ ​ ‌ ‌​​ ‍‍​ ​ ​ ​ ​ ​ ​ ​ ​‍ ‌‍‍‌‌‍ ‍‌ ‌​‌‍‌‌‌‍ ‍‌ ‌​​‍ ‌‍‌‌‌‍‌​‌‍‍‌‌ ‌​​‍ ‌‍ ‌‌‍ ‌‍‌​‌‍‌‌​ ‌‌ ​​‌ ​‍‌‍‌‌‌ ​ ‌‍‌‌‌‍ ‍‌ ‌​‌‍​‌‌ ‌​‌‍‍‌‌‍ ‌‍ ‍​ ‍ ‌‍‍‌‌‍‌​​ ‌‌‍​‌‌‍​‍​ ‍​​ ‌‍‌‍‌‌​ ‌‌​ ‍​‌‍‌‌​‍ ‌​ ‌​‌‍​ ​ ‌‌​ ‍‌​‍ ‌​ ‌​​ ​‍​ ​‍‌‍‌​​‍ ‌‌‍​‍​ ‍​​ ‌ ‌‍‌‍​‍ ‌‌‍‌​​ ​‍‌‍‌​‌‍‌​‌‍​ ​ ‌​​ ‌ ​ ​‍‌‍‌‌​ ​ ‌‍​‍​ ‍​​ ‍ ‌ ‌​‌ ‍‌‌ ​​‌‍‌‌​ ‌‌‍ ‍‌‍‌‌‌ ‌ ‌ ​ ​ ‍ ‌ ​​‌‍​‌‌ ‌​‌‍‍​​ ‌‌‍​ ‌‍ ‌‍ ‍‌ ‌​‌‍‌‌‌‍ ‍‌ ‌​​‍‌‌​ ‌‌‌​​‍‌‌ ‌‍‍ ‌‍‌‌‌ ‍‌​‍‌‌​ ​ ‌​‌​​‍‌‌​ ​ ‌​‌​​‍‌‌​ ​‍​ ​‍‌‍​‌​ ​‍​ ‌​‌‍‌‌​ ​‍‌‍​ ‌‍​‌‌‍​‌​ ​ ​ ‌‌‌‍‌​‌‍‌​​‍‌‌​ ​‍​ ​‍​‍‌‌​ ‌‌‌​‌​​‍ ‍‌‍​ ‌‍‍​‌‍‍‌‌‍ ​‌‍‌​‌ ​‍‌‍‌‌‌‍ ‍​‍‌‌​ ‌‌‌​​‍‌‌ ‌‍‍ ‌‍‌‌‌ ‍‌​‍‌‌​ ​ ‌​‌​​‍‌‌​ ​ ‌​‌​​‍‌‌​ ​‍​ ​‍‌‍‌‌​ ‌ ​ ​ ​ ​​​ ​ ​ ​​​ ‌​‌‍‌‌‌‍‌​​ ‍‌​ ‌‍‌‍​‌​ ​​​‍‌‌​ ​‍​ ​‍​‍‌‌​ ‌‌‌​‌​​‍ ‍‌ ‌​‌‍‌‌‌ ‍​‌ ‌​​ ‌‍​‍‌‍​‌‌ ​ ‌‍‌‌‌‌‌‌‌ ​‍‌‍ ​​ ‌‌‍‍​‌ ‌​‌ ‌​‌ ​​​‍‌‌​ ​ ‌​​‌​‍‌‌​ ​‍‌​‌‍​‍‌‌​ ​‍‌​‌‍‌‍ ​‌‍ ‌‍​ ‌‍​‌‌‍ ​‌‍‍​‌‍ ‌ ​ ‌ ‌​​‍‌‌​ ​ ‌​​‌​ ​ ​ ​ ​ ​ ​ ​ ​‍‌‍‌‍‍‌‌‍‌​​ ‌‌‍​‌‌‍​‍​ ‍​​ ‌‍‌‍‌‌​ ‌‌​ ‍​‌‍‌‌​‍ ‌​ ‌​‌‍​ ​ ‌‌​ ‍‌​‍ ‌​ ‌​​ ​‍​ ​‍‌‍‌​​‍ ‌‌‍​‍​ ‍​​ ‌ ‌‍‌‍​‍ ‌‌‍‌​​ ​‍‌‍‌​‌‍‌​‌‍​ ​ ‌​​ ‌ ​ ​‍‌‍‌‌​ ​ ‌‍​‍​ ‍​​‍‌‍‌ ‌​‌ ‍‌‌ ​​‌‍‌‌​ ‌‌‍ ‍‌‍‌‌‌ ‌ ‌ ​ ​‍‌‍‌ ​​‌‍​‌‌ ‌​‌‍‍​​ ‌‌‍​ ‌‍ ‌‍ ‍‌ ‌​‌‍‌‌‌‍ ‍‌ ‌​​‍‌‌​ ‌‌‌​​‍‌‌ ‌‍‍ ‌‍‌‌‌ ‍‌​‍‌‌​ ​ ‌​‌​​‍‌‌​ ​ ‌​‌​​‍‌‌​ ​‍​ ​‍‌‍​‌​ ​‍​ ‌​‌‍‌‌​ ​‍‌‍​ ‌‍​‌‌‍​‌​ ​ ​ ‌‌‌‍‌​‌‍‌​​‍‌‌​ ​‍​ ​‍​‍‌‌​ ‌‌‌​‌​​‍ ‍‌‍​ ‌‍‍​‌‍‍‌‌‍ ​‌‍‌​‌ ​‍‌‍‌‌‌‍ ‍​‍‌‌​ ‌‌‌​​‍‌‌ ‌‍‍ ‌‍‌‌‌ ‍‌​‍‌‌​ ​ ‌​‌​​‍‌‌​ ​ ‌​‌​​‍‌‌​ ​‍​ ​‍‌‍‌‌​ ‌ ​ ​ ​ ​​​ ​ ​ ​​​ ‌​‌‍‌‌‌‍‌​​ ‍‌​ ‌‍‌‍​‌​ ​​​‍‌‌​ ​‍​ ​‍​‍‌‌​ ‌‌‌​‌​​‍ ‍‌ ‌​‌‍‌‌‌ ‍​‌ ‌​​‍‌‍‌ ​​‌‍‌‌‌ ​‍‌ ​ ‌ ​​‌‍‌‌‌‍​ ‌ ‌​‌‍‍‌‌ ‌‍‌‍‌‌​ ‌‌ ​​‌ ‌‌‌‍​‍‌‍ ​‌‍‍‌‌ ​ ‌‍‍​‌‍‌‌‌‍‌​​‍​‍‌ ‌
“The findings are as clear as day: Australia could contribute up to
10% of the world's emissions reductions by replacing the most
carbon-intensive industrial processes in countries with limited
renewable energy potential. Australia has a huge role to play in the
world meeting its climate objectives.”​​​​‌ ‍ ​‍​‍‌‍ ‌ ​‍‌‍‍‌‌‍‌ ‌‍‍‌‌‍ ‍​‍​‍​ ‍‍​‍​‍‌ ​ ‌‍​‌‌‍ ‍‌‍‍‌‌ ‌​‌ ‍‌​‍ ‍‌‍‍‌‌‍ ​‍​‍​‍ ​​‍​‍‌‍‍​‌ ​‍‌‍‌‌‌‍‌‍​‍​‍​ ‍‍​‍​‍‌‍‍​‌ ‌​‌ ‌​‌ ​​​ ‍‍​‍ ​‍ ‌‍ ​‌‍ ‌‍​ ‌‍​‌‌‍ ​‌‍‍​‌‍ ‌ ​ ‌ ‌​​ ‍‍​ ​ ​ ​ ​ ​ ​ ​ ​‍ ‌‍‍‌‌‍ ‍‌ ‌​‌‍‌‌‌‍ ‍‌ ‌​​‍ ‌‍‌‌‌‍‌​‌‍‍‌‌ ‌​​‍ ‌‍ ‌‌‍ ‌‍‌​‌‍‌‌​ ‌‌ ​​‌ ​‍‌‍‌‌‌ ​ ‌‍‌‌‌‍ ‍‌ ‌​‌‍​‌‌ ‌​‌‍‍‌‌‍ ‌‍ ‍​ ‍ ‌‍‍‌‌‍‌​​ ‌‌‍​‌‌‍​‍​ ‍​​ ‌‍‌‍‌‌​ ‌‌​ ‍​‌‍‌‌​‍ ‌​ ‌​‌‍​ ​ ‌‌​ ‍‌​‍ ‌​ ‌​​ ​‍​ ​‍‌‍‌​​‍ ‌‌‍​‍​ ‍​​ ‌ ‌‍‌‍​‍ ‌‌‍‌​​ ​‍‌‍‌​‌‍‌​‌‍​ ​ ‌​​ ‌ ​ ​‍‌‍‌‌​ ​ ‌‍​‍​ ‍​​ ‍ ‌ ‌​‌ ‍‌‌ ​​‌‍‌‌​ ‌‌‍ ‍‌‍‌‌‌ ‌ ‌ ​ ​ ‍ ‌ ​​‌‍​‌‌ ‌​‌‍‍​​ ‌‌‍​ ‌‍ ‌‍ ‍‌ ‌​‌‍‌‌‌‍ ‍‌ ‌​​‍‌‌​ ‌‌‌​​‍‌‌ ‌‍‍ ‌‍‌‌‌ ‍‌​‍‌‌​ ​ ‌​‌​​‍‌‌​ ​ ‌​‌​​‍‌‌​ ​‍​ ​‍​ ‌‌​ ‌​​ ‌​​ ​‍​ ‌‍‌‍‌‌‌‍‌​‌‍‌‌​ ‍‌​ ‌​​ ‌​​ ​ ​‍‌‌​ ​‍​ ​‍​‍‌‌​ ‌‌‌​‌​​‍ ‍‌‍​ ‌‍‍​‌‍‍‌‌‍ ​‌‍‌​‌ ​‍‌‍‌‌‌‍ ‍​‍‌‌​ ‌‌‌​​‍‌‌ ‌‍‍ ‌‍‌‌‌ ‍‌​‍‌‌​ ​ ‌​‌​​‍‌‌​ ​ ‌​‌​​‍‌‌​ ​‍​ ​‍‌‍​‍​ ​ ​ ​‍​ ​ ​ ​‌​ ​​​ ‌ ​ ​‌​ ​​‌‍‌‌‌‍​‍​ ‍‌​ ​​​‍‌‌​ ​‍​ ​‍​‍‌‌​ ‌‌‌​‌​​‍ ‍‌ ‌​‌‍‌‌‌ ‍​‌ ‌​​ ‌‍​‍‌‍​‌‌ ​ ‌‍‌‌‌‌‌‌‌ ​‍‌‍ ​​ ‌‌‍‍​‌ ‌​‌ ‌​‌ ​​​‍‌‌​ ​ ‌​​‌​‍‌‌​ ​‍‌​‌‍​‍‌‌​ ​‍‌​‌‍‌‍ ​‌‍ ‌‍​ ‌‍​‌‌‍ ​‌‍‍​‌‍ ‌ ​ ‌ ‌​​‍‌‌​ ​ ‌​​‌​ ​ ​ ​ ​ ​ ​ ​ ​‍‌‍‌‍‍‌‌‍‌​​ ‌‌‍​‌‌‍​‍​ ‍​​ ‌‍‌‍‌‌​ ‌‌​ ‍​‌‍‌‌​‍ ‌​ ‌​‌‍​ ​ ‌‌​ ‍‌​‍ ‌​ ‌​​ ​‍​ ​‍‌‍‌​​‍ ‌‌‍​‍​ ‍​​ ‌ ‌‍‌‍​‍ ‌‌‍‌​​ ​‍‌‍‌​‌‍‌​‌‍​ ​ ‌​​ ‌ ​ ​‍‌‍‌‌​ ​ ‌‍​‍​ ‍​​‍‌‍‌ ‌​‌ ‍‌‌ ​​‌‍‌‌​ ‌‌‍ ‍‌‍‌‌‌ ‌ ‌ ​ ​‍‌‍‌ ​​‌‍​‌‌ ‌​‌‍‍​​ ‌‌‍​ ‌‍ ‌‍ ‍‌ ‌​‌‍‌‌‌‍ ‍‌ ‌​​‍‌‌​ ‌‌‌​​‍‌‌ ‌‍‍ ‌‍‌‌‌ ‍‌​‍‌‌​ ​ ‌​‌​​‍‌‌​ ​ ‌​‌​​‍‌‌​ ​‍​ ​‍​ ‌‌​ ‌​​ ‌​​ ​‍​ ‌‍‌‍‌‌‌‍‌​‌‍‌‌​ ‍‌​ ‌​​ ‌​​ ​ ​‍‌‌​ ​‍​ ​‍​‍‌‌​ ‌‌‌​‌​​‍ ‍‌‍​ ‌‍‍​‌‍‍‌‌‍ ​‌‍‌​‌ ​‍‌‍‌‌‌‍ ‍​‍‌‌​ ‌‌‌​​‍‌‌ ‌‍‍ ‌‍‌‌‌ ‍‌​‍‌‌​ ​ ‌​‌​​‍‌‌​ ​ ‌​‌​​‍‌‌​ ​‍​ ​‍‌‍​‍​ ​ ​ ​‍​ ​ ​ ​‌​ ​​​ ‌ ​ ​‌​ ​​‌‍‌‌‌‍​‍​ ‍‌​ ​​​‍‌‌​ ​‍​ ​‍​‍‌‌​ ‌‌‌​‌​​‍ ‍‌ ‌​‌‍‌‌‌ ‍​‌ ‌​​‍‌‍‌ ​​‌‍‌‌‌ ​‍‌ ​ ‌ ​​‌‍‌‌‌‍​ ‌ ‌​‌‍‍‌‌ ‌‍‌‍‌‌​ ‌‌ ​​‌ ‌‌‌‍​‍‌‍ ​‌‍‍‌‌ ​ ‌‍‍​‌‍‌‌‌‍‌​​‍​‍‌ ‌
Report author, Dr Reuben Finighan, said: “Previous analysis has
generally overestimated the capacity of most countries to meet their
needs through renewable energy and other zero-carbon sources such
as nuclear. For the first time, this analysis demonstrates
unequivocally that there will be significant shortfalls and this is an
immense opportunity for Australia.”​​​​‌ ‍ ​‍​‍‌‍ ‌ ​‍‌‍‍‌‌‍‌ ‌‍‍‌‌‍ ‍​‍​‍​ ‍‍​‍​‍‌ ​ ‌‍​‌‌‍ ‍‌‍‍‌‌ ‌​‌ ‍‌​‍ ‍‌‍‍‌‌‍ ​‍​‍​‍ ​​‍​‍‌‍‍​‌ ​‍‌‍‌‌‌‍‌‍​‍​‍​ ‍‍​‍​‍‌‍‍​‌ ‌​‌ ‌​‌ ​​​ ‍‍​‍ ​‍ ‌‍ ​‌‍ ‌‍​ ‌‍​‌‌‍ ​‌‍‍​‌‍ ‌ ​ ‌ ‌​​ ‍‍​ ​ ​ ​ ​ ​ ​ ​ ​‍ ‌‍‍‌‌‍ ‍‌ ‌​‌‍‌‌‌‍ ‍‌ ‌​​‍ ‌‍‌‌‌‍‌​‌‍‍‌‌ ‌​​‍ ‌‍ ‌‌‍ ‌‍‌​‌‍‌‌​ ‌‌ ​​‌ ​‍‌‍‌‌‌ ​ ‌‍‌‌‌‍ ‍‌ ‌​‌‍​‌‌ ‌​‌‍‍‌‌‍ ‌‍ ‍​ ‍ ‌‍‍‌‌‍‌​​ ‌‌‍​‌‌‍​‍​ ‍​​ ‌‍‌‍‌‌​ ‌‌​ ‍​‌‍‌‌​‍ ‌​ ‌​‌‍​ ​ ‌‌​ ‍‌​‍ ‌​ ‌​​ ​‍​ ​‍‌‍‌​​‍ ‌‌‍​‍​ ‍​​ ‌ ‌‍‌‍​‍ ‌‌‍‌​​ ​‍‌‍‌​‌‍‌​‌‍​ ​ ‌​​ ‌ ​ ​‍‌‍‌‌​ ​ ‌‍​‍​ ‍​​ ‍ ‌ ‌​‌ ‍‌‌ ​​‌‍‌‌​ ‌‌‍ ‍‌‍‌‌‌ ‌ ‌ ​ ​ ‍ ‌ ​​‌‍​‌‌ ‌​‌‍‍​​ ‌‌‍​ ‌‍ ‌‍ ‍‌ ‌​‌‍‌‌‌‍ ‍‌ ‌​​‍‌‌​ ‌‌‌​​‍‌‌ ‌‍‍ ‌‍‌‌‌ ‍‌​‍‌‌​ ​ ‌​‌​​‍‌‌​ ​ ‌​‌​​‍‌‌​ ​‍​ ​‍‌‍‌​​ ‌‍​ ‍‌‌‍‌‌‌‍​ ‌‍​‌​ ​​‌‍​ ‌‍​‍‌‍‌‍‌‍‌​​ ‌‍​‍‌‌​ ​‍​ ​‍​‍‌‌​ ‌‌‌​‌​​‍ ‍‌‍​ ‌‍‍​‌‍‍‌‌‍ ​‌‍‌​‌ ​‍‌‍‌‌‌‍ ‍​‍‌‌​ ‌‌‌​​‍‌‌ ‌‍‍ ‌‍‌‌‌ ‍‌​‍‌‌​ ​ ‌​‌​​‍‌‌​ ​ ‌​‌​​‍‌‌​ ​‍​ ​‍​ ‍‌​ ​‍‌‍​ ​ ​​​ ‌​​ ​ ​ ​‌‌‍​‍​ ‌ ​ ‌​​ ‍‌‌‍​‍​ ​​​‍‌‌​ ​‍​ ​‍​‍‌‌​ ‌‌‌​‌​​‍ ‍‌ ‌​‌‍‌‌‌ ‍​‌ ‌​​ ‌‍​‍‌‍​‌‌ ​ ‌‍‌‌‌‌‌‌‌ ​‍‌‍ ​​ ‌‌‍‍​‌ ‌​‌ ‌​‌ ​​​‍‌‌​ ​ ‌​​‌​‍‌‌​ ​‍‌​‌‍​‍‌‌​ ​‍‌​‌‍‌‍ ​‌‍ ‌‍​ ‌‍​‌‌‍ ​‌‍‍​‌‍ ‌ ​ ‌ ‌​​‍‌‌​ ​ ‌​​‌​ ​ ​ ​ ​ ​ ​ ​ ​‍‌‍‌‍‍‌‌‍‌​​ ‌‌‍​‌‌‍​‍​ ‍​​ ‌‍‌‍‌‌​ ‌‌​ ‍​‌‍‌‌​‍ ‌​ ‌​‌‍​ ​ ‌‌​ ‍‌​‍ ‌​ ‌​​ ​‍​ ​‍‌‍‌​​‍ ‌‌‍​‍​ ‍​​ ‌ ‌‍‌‍​‍ ‌‌‍‌​​ ​‍‌‍‌​‌‍‌​‌‍​ ​ ‌​​ ‌ ​ ​‍‌‍‌‌​ ​ ‌‍​‍​ ‍​​‍‌‍‌ ‌​‌ ‍‌‌ ​​‌‍‌‌​ ‌‌‍ ‍‌‍‌‌‌ ‌ ‌ ​ ​‍‌‍‌ ​​‌‍​‌‌ ‌​‌‍‍​​ ‌‌‍​ ‌‍ ‌‍ ‍‌ ‌​‌‍‌‌‌‍ ‍‌ ‌​​‍‌‌​ ‌‌‌​​‍‌‌ ‌‍‍ ‌‍‌‌‌ ‍‌​‍‌‌​ ​ ‌​‌​​‍‌‌​ ​ ‌​‌​​‍‌‌​ ​‍​ ​‍‌‍‌​​ ‌‍​ ‍‌‌‍‌‌‌‍​ ‌‍​‌​ ​​‌‍​ ‌‍​‍‌‍‌‍‌‍‌​​ ‌‍​‍‌‌​ ​‍​ ​‍​‍‌‌​ ‌‌‌​‌​​‍ ‍‌‍​ ‌‍‍​‌‍‍‌‌‍ ​‌‍‌​‌ ​‍‌‍‌‌‌‍ ‍​‍‌‌​ ‌‌‌​​‍‌‌ ‌‍‍ ‌‍‌‌‌ ‍‌​‍‌‌​ ​ ‌​‌​​‍‌‌​ ​ ‌​‌​​‍‌‌​ ​‍​ ​‍​ ‍‌​ ​‍‌‍​ ​ ​​​ ‌​​ ​ ​ ​‌‌‍​‍​ ‌ ​ ‌​​ ‍‌‌‍​‍​ ​​​‍‌‌​ ​‍​ ​‍​‍‌‌​ ‌‌‌​‌​​‍ ‍‌ ‌​‌‍‌‌‌ ‍​‌ ‌​​‍‌‍‌ ​​‌‍‌‌‌ ​‍‌ ​ ‌ ​​‌‍‌‌‌‍​ ‌ ‌​‌‍‍‌‌ ‌‍‌‍‌‌​ ‌‌ ​​‌ ‌‌‌‍​‍‌‍ ​‌‍‍‌‌ ​ ‌‍‍​‌‍‌‌‌‍‌​​‍​‍‌ ‌